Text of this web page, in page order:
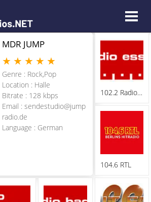
MDR JUMP
★ ★ ★ ★ ★
Genre : Rock,Pop
Location : Halle
Bitrate : 128 kbps
Email : sendestudio@jump
radio.de
Language : German
102.2 Radio Essen
104.6 RTL